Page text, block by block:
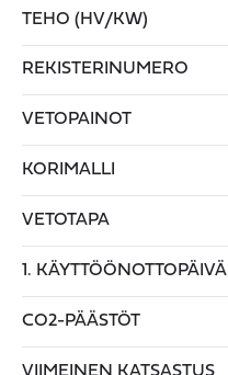
TEHO (HV/KW)
REKISTERINUMERO
VETOPAINOT
KORIMALLI
VETOTAPA
1. KÄYTTÖÖNOTTOPÄIVÄ
CO2-PÄÄSTÖT
VIIMEINEN KATSASTUS